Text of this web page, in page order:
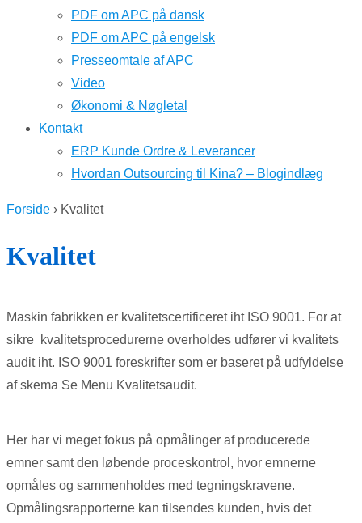
PDF om APC på dansk
PDF om APC på engelsk
Presseomtale af APC
Video
Økonomi & Nøgletal
Kontakt
ERP Kunde Ordre & Leverancer
Hvordan Outsourcing til Kina? – Blogindlæg
Forside › Kvalitet
Kvalitet
Maskin fabrikken er kvalitetscertificeret iht ISO 9001. For at
sikre kvalitetsprocedurerne overholdes udfører vi kvalitets
audit iht. ISO 9001 foreskrifter som er baseret på udfyldelse
af skema Se Menu Kvalitetsaudit.
Her har vi meget fokus på opmålinger af producerede
emner samt den løbende proceskontrol, hvor emnerne
opmåles og sammenholdes med tegningskravene.
Opmålingsrapporterne kan tilsendes kunden, hvis det